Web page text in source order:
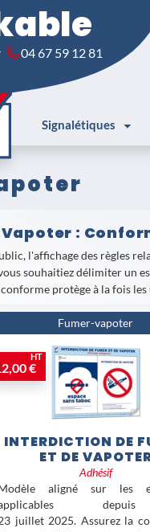
04 67 59 12 81
Signalétiques
:
l'affichage des règles
souhaitiez délimiter un
protège à la fois les
le
Panneau d'affichage
intérieurs et
que l'Emplacement
ces supports d'affichage
information claire pour
Fumer-vapoter
€
HT
INTERDICTION DE
ET DE
Adhésif
aligné sur les
juillet 2025. Assurez la